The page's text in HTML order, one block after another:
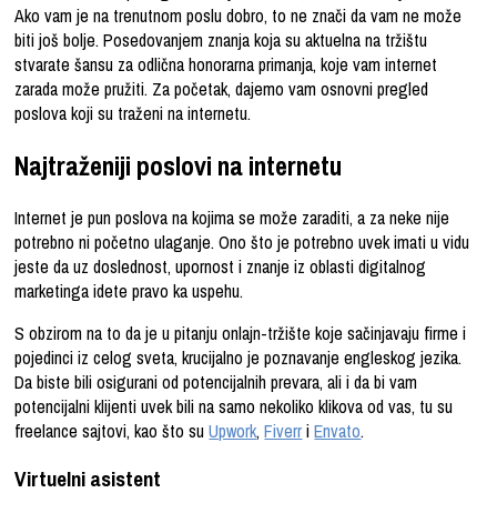
Ako vam je na trenutnom poslu dobro, to ne znači da vam ne može
biti još bolje. Posedovanjem znanja koja su aktuelna na tržištu
stvarate šansu za odlična honorarna primanja,koje vaminternet
zaradamože pružiti. Za početak, dajemo vam osnovni pregled
poslova koji su traženi na internetu.
Najtraženiji poslovi na internetu
Internet je pun poslova na kojima se može zaraditi, a za neke nije
potrebno ni početno ulaganje. Ono što je potrebno uvek imati u vidu
jeste da uz doslednost, upornost i znanje iz oblasti digitalnog
marketinga idete pravo ka uspehu.
S obzirom na to da je u pitanju onlajn-tržište koje sačinjavaju firme i
pojedinci iz celog sveta, krucijalno je poznavanje engleskog jezika.
Da biste bili osigurani od potencijalnih prevara, ali i da bi vam
potencijalni klijenti uvek bili na samo nekoliko klikova od vas, tu su
freelance sajtovi, kao što suUpwork,FiverriEnvato.
Virtuelni asistent